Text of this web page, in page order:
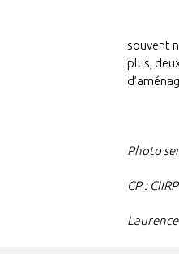
souvent
plus,
Photo
CP :